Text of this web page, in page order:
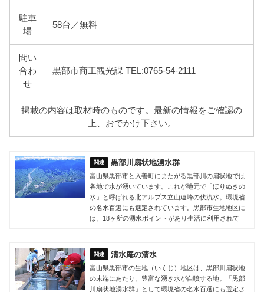
駐車
場
58台／無料
問い
合わ
せ
黒部市商工観光課 TEL:0765-54-2111
掲載の内容は取材時のものです。最新の情報をご確認の
上、おでかけ下さい。
黒部川扇状地湧水群
富山県黒部市と入善町にまたがる黒部川の扇状地では
各地で水が湧いています。これが地元で「ほりぬきの
水」と呼ばれる北アルプス立山連峰の伏流水。環境省
の名水百選にも選定されています。黒部市生地地区に
は、18ヶ所の湧水ポイントがあり生活に利用されて
清水庵の清水
富山県黒部市の生地（いくじ）地区は、黒部川扇状地
の末端にあたり、豊富な湧き水が自噴する地。「黒部
川扇状地湧水群」として環境省の名水百選にも選定さ